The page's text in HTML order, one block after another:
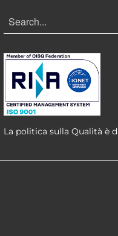
La politica sulla Qualità è